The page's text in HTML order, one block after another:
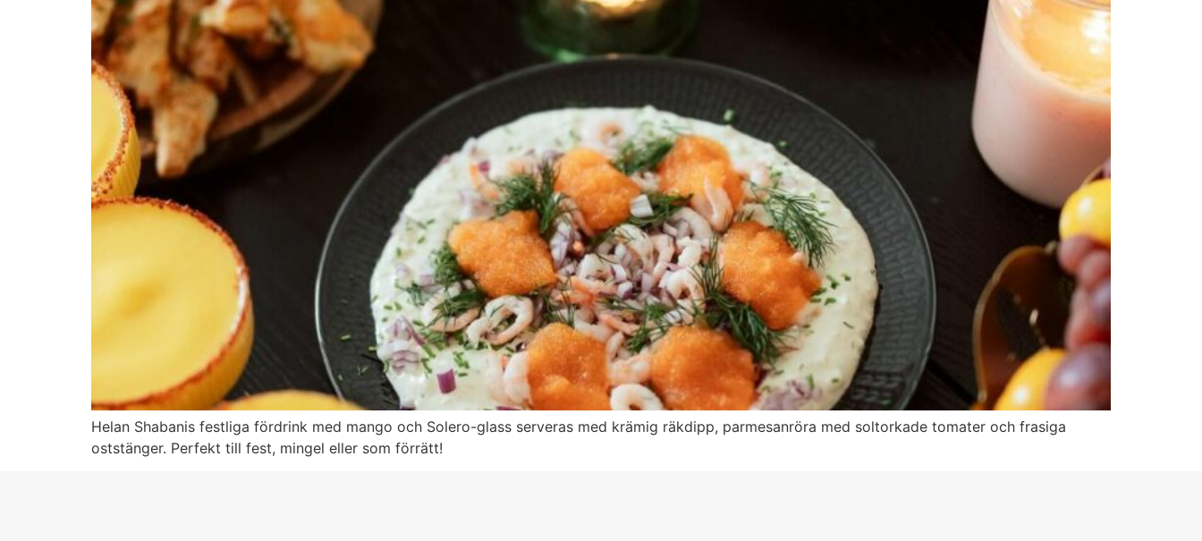
Helan Shabanis festliga fördrink med mango och Solero-glass serveras med krämig räkdipp, parmesanröra med soltorkade tomater och frasiga
oststänger. Perfekt till fest, mingel eller som förrätt!